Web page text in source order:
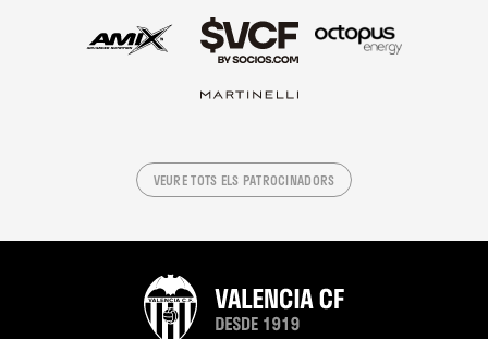
VEURE TOTS ELS PATROCINADORS